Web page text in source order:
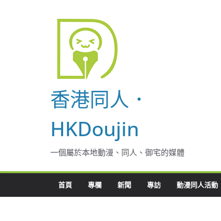
香港同人．
HKDoujin
一個屬於本地動漫、同人、御宅的媒體
首頁 專欄 新聞 專訪 動漫同人活動